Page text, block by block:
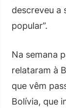
descreveu a
popular”.
Na semana
relataram à
que vêm
Bolívia, que